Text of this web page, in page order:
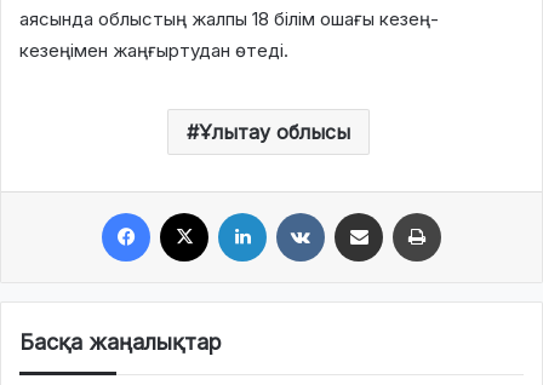
аясында облыстың жалпы 18 білім ошағы кезең-
кезеңімен жаңғыртудан өтеді.
Ұлытау облысы
Басқа жаңалықтар